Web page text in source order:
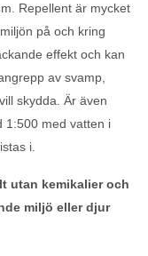
Repellent är mycket
på och kring
effekt och kan
av svamp,
skydda. Är även
1:500 med vatten i
i.
utan kemikalier och
miljö eller djur